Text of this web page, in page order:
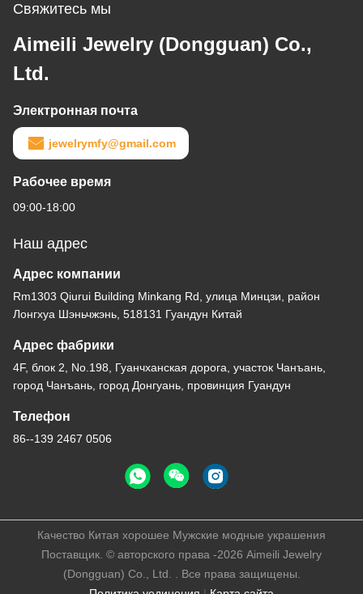
Свяжитесь мы
Aimeili Jewelry (Dongguan) Co.,
Ltd.
Электронная почта
jewelrymfy@gmail.com
Рабочее время
09:00-18:00
Наш адрес
Адрес компании
Rm1303 Qiurui Building Minkang Rd, улица Минцзи, район
Лонгхуа Шэньчжэнь, 518131 Гуандун Китай
Адрес фабрики
4F, блок 2, No.198, Гуанчханская дорога, участок Чанъань,
город Чанъань, город Донгуань, провинция Гуандун
Телефон
86--139 2467 0506
Качество Китая хорошее Мужские модные украшения
Поставщик. © авторского права -2026 Aimeili Jewelry
(Dongguan) Co., Ltd. . Все права защищены.